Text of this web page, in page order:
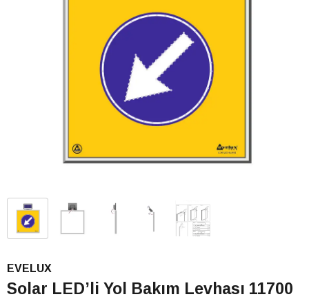
EVELUX
Solar LED’li Yol Bakım Levhası 11700